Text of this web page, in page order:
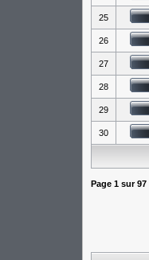
25
26
27
28
29
30
Page 1sur97